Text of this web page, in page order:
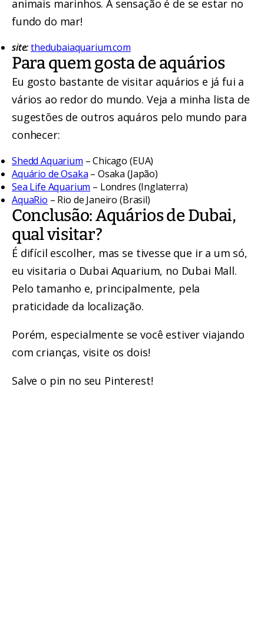
animais marinhos. A sensação é de se estar no
fundo do mar!
site:thedubaiaquarium.com
Para quem gosta de aquários
Eu gosto bastante de visitar aquários e já fui a
vários ao redor do mundo. Veja a minha lista de
sugestões de outros aquáros pelo mundo para
conhecer:
Shedd Aquarium – Chicago (EUA)
Aquário de Osaka – Osaka (Japão)
Sea Life Aquarium – Londres (Inglaterra)
AquaRio – Rio de Janeiro (Brasil)
Conclusão: Aquários de Dubai,
qual visitar?
É difícil escolher, mas se tivesse que ir a um só,
eu visitaria o Dubai Aquarium, no Dubai Mall.
Pelo tamanho e, principalmente, pela
praticidade da localização.
Porém, especialmente se você estiver viajando
com crianças, visite os dois!
Salve o pin no seu Pinterest!